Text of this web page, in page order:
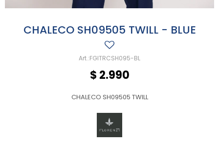
CHALECO SH09505 TWILL - BLUE
FGITRCSH095-BL
$ 2.990
CHALECO SH09505 TWILL